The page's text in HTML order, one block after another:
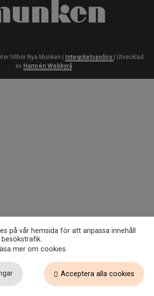
Nya Munken i siffror
Ansökan / kontakt
tillhör Nya Munken | Integritetspolicy
| Utvecklad
av Hamrén Webbyrå
på vår hemsida för att anpassa innehåll
mer om cookies.
Acceptera alla cookies